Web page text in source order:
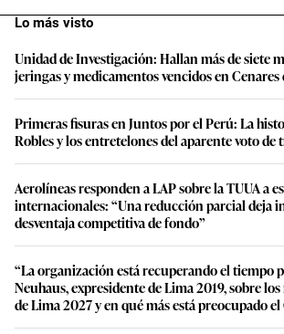
Lo más visto
Unidad de Investigación: Hallan más de siete
jeringas y medicamentos vencidos en
Primeras fisuras en Juntos por el Perú: La
Robles y los entretelones del aparente voto de
Aerolíneas responden a LAP sobre la TUUA a
internacionales: “Una reducción parcial deja
desventaja competitiva de fondo”
“La organización está recuperando el tiempo
Neuhaus, expresidente de Lima 2019, sobre
de Lima 2027 y en qué más está preocupado